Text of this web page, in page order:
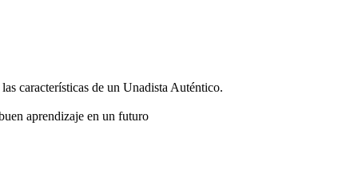
características de un Unadista Auténtico.
aprendizaje en un futuro